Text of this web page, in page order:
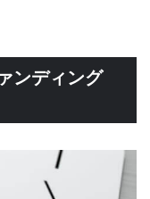
ンディング